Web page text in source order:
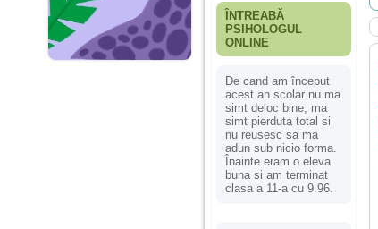
ÎNTREABĂ
PSIHOLOGUL
ONLINE
De cand am început
acest an scolar nu ma
simt deloc bine, ma
simt pierduta total si
nu reusesc sa ma
adun sub nicio forma.
Înainte eram o eleva
buna si am terminat
clasa a 11-a cu 9.96.